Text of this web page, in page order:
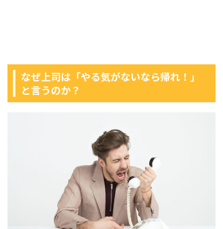
なぜ上司は「やる気がないなら帰れ！」
と言うのか？